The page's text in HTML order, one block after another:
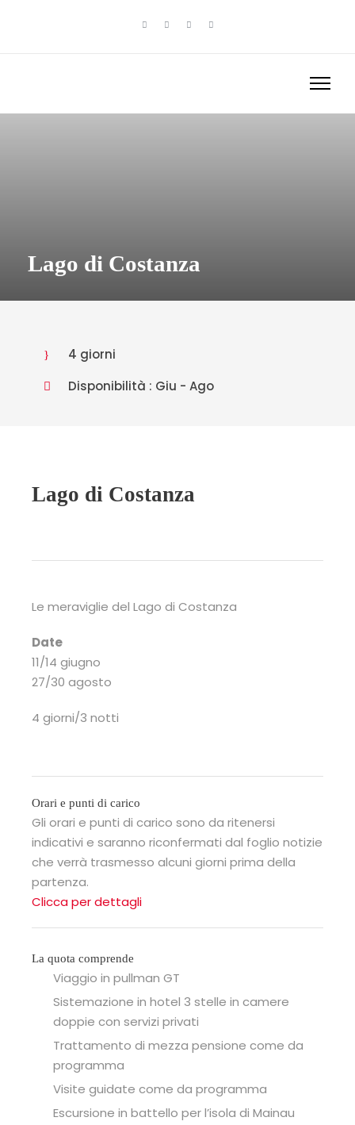
Lago di Costanza
4 giorni
Disponibilità : Giu - Ago
Lago di Costanza
Le meraviglie del Lago di Costanza
Date
11/14 giugno
27/30 agosto
4 giorni/3 notti
Orari e punti di carico
Gli orari e punti di carico sono da ritenersi
indicativi e saranno riconfermati dal foglio notizie
che verrà trasmesso alcuni giorni prima della
partenza.
Clicca per dettagli
La quota comprende
Viaggio in pullman GT
Sistemazione in hotel 3 stelle in camere
doppie con servizi privati
Trattamento di mezza pensione come da
programma
Visite guidate come da programma
Escursione in battello per l’isola di Mainau